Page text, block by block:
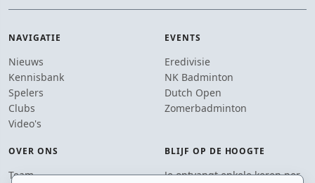
NAVIGATIE
Nieuws
Kennisbank
Spelers
Clubs
Video's
EVENTS
Eredivisie
NK Badminton
Dutch Open
Zomerbadminton
OVER ONS
Team
BLIJF OP DE HOOGTE
Je ontvangt enkele keren per